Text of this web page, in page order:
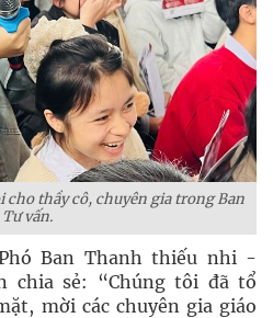
cho thầy cô, chuyên gia trong Ban
Tư vấn.
Ban Thanh thiếu nhi -
chia sẻ: “Chúng tôi đã tổ
mời các chuyên gia giáo